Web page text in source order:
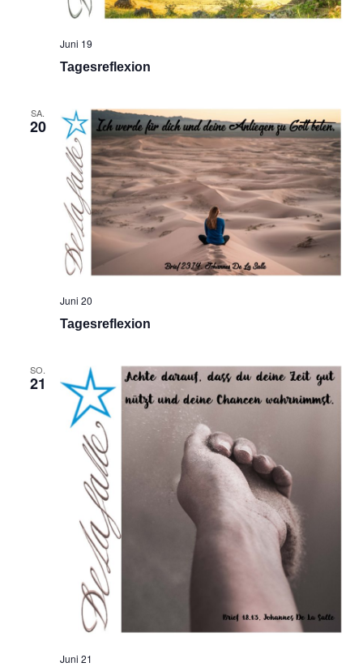
Tagesreflexion
Juni 19
SA.
20
Tagesreflexion
Juni 20
SO.
21
Juni 21